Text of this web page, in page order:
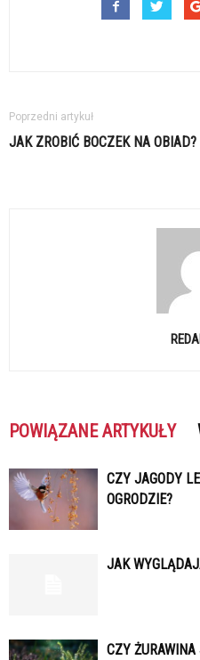
Poprzedni artykuł
JAK ZROBIĆ BOCZEK NA OBIAD?
POWIĄZANE ARTYKUŁY
CZY JAGODY
OGRODZIE?
JAK
CZY